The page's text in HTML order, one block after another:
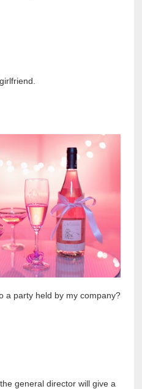
a party held by my company?
general director will give a